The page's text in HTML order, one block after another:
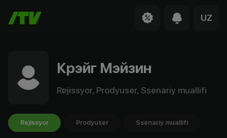
UZ
Крэйг Мэйзин
Rejissyor, Prodyuser, Ssenariy muallifi
Rejissyor Prodyuser Ssenariy muallifi